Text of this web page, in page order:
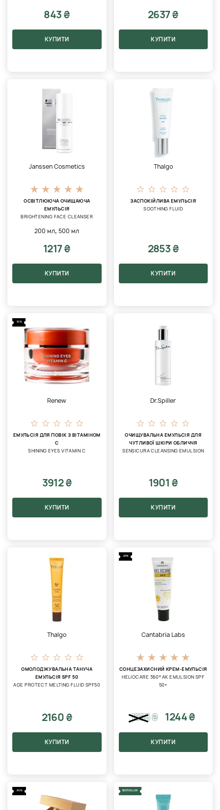
843 ₴
КУПИТИ
2637 ₴
КУПИТИ
Janssen Cosmetics
ОСВІТЛЮЮЧА ОЧИЩАЮЧА
ЕМУЛЬСІЯ
BRIGHTENING FACE CLEANSER
200 мл, 500 мл
1217 ₴
КУПИТИ
Thalgo
ЗАСПОКІЙЛИВА ЕМУЛЬСІЯ
SOOTHING FLUID
2853 ₴
КУПИТИ
-15%
Renew
ЕМУЛЬСІЯ ДЛЯ ПОВІК З ВІТАМІНОМ
С
SHINING EYES VITAMIN C
3912 ₴
КУПИТИ
Dr.Spiller
ОЧИЩУВАЛЬНА ЕМУЛЬСІЯ ДЛЯ
ЧУТЛИВОЇ ШКІРИ ОБЛИЧЧЯ
SENSICURA CLEANSING EMULSION
1901 ₴
КУПИТИ
Thalgo
ОМОЛОДЖУВАЛЬНА ТАНУЧА
ЕМУЛЬСІЯ SPF 50
AGE PROTECT MELTING FLUID SPF50
2160 ₴
КУПИТИ
-20%
Cantabria Labs
СОНЦЕЗАХИСНИЙ КРЕМ-ЕМУЛЬСІЯ
HELIOCARE 360º AK EMULSION SPF
50+
1555₴ 1244 ₴
КУПИТИ
-30% BESTSELLER